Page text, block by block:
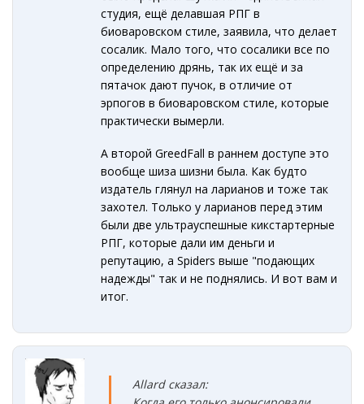
студия, ещё делавшая РПГ в
биоваровском стиле, заявила, что делает
сосалик. Мало того, что сосалики все по
определению дрянь, так их ещё и за
пятачок дают пучок, в отличие от
эрпогов в биоваровском стиле, которые
практически вымерли.
А второй GreedFall в раннем доступе это
вообще шиза шизни была. Как будто
издатель глянул на ларианов и тоже так
захотел. Только у ларианов перед этим
были две ультрауспешные кикстартерные
РПГ, которые дали им деньги и
репутацию, а Spiders выше "подающих
надежды" так и не поднялись. И вот вам и
итог.
Allard сказал: